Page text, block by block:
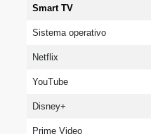
Smart TV
Sistema operativo
Netflix
YouTube
Disney+
Prime Video